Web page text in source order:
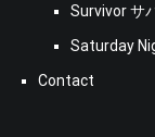
Survivor サ
Saturday
Contact